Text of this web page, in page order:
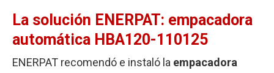
La solución ENERPAT: empacadora
automática HBA120-110125
ENERPAT recomendó e instaló la empacadora